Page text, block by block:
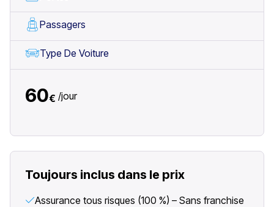
Passagers
Type De Voiture
60€ /jour
Toujours inclus dans le prix
Assurance tous risques (100 %) – Sans franchise